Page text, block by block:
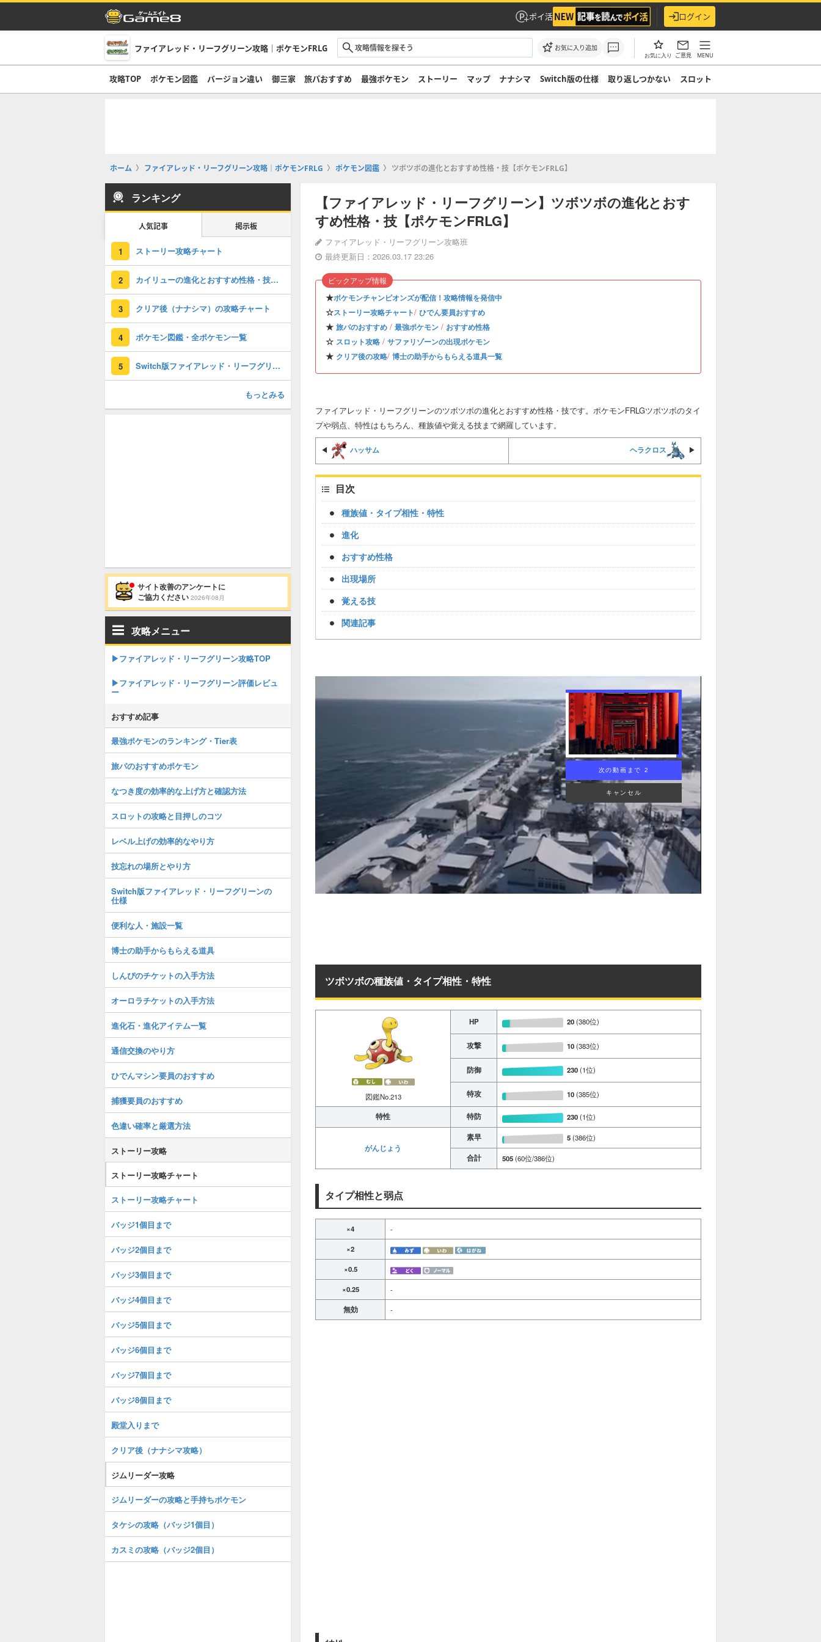
ポイ活 ログイン
ファイアレッド・リーフグリーン攻略｜ポケモンFRLG お気に入り追加
お気に入り ご意見 MENU
攻略TOP ポケモン図鑑 バージョン違い 御三家 旅パおすすめ 最強ポケモン ストーリー マップ ナナシマ Switch版の仕様 取り返しつかない スロット
ホーム ファイアレッド・リーフグリーン攻略｜ポケモンFRLG ポケモン図鑑 ツボツボの進化とおすすめ性格・技【ポケモンFRLG】
【ファイアレッド・リーフグリーン】ツボツボの進化とおす
すめ性格・技【ポケモンFRLG】
ファイアレッド・リーフグリーン攻略班
最終更新日：2026.03.17 23:26
★ポケモンチャンピオンズが配信！攻略情報を発信中
☆ストーリー攻略チャート/ ひでん要員おすすめ
★ 旅パのおすすめ / 最強ポケモン / おすすめ性格
☆ スロット攻略 / サファリゾーンの出現ポケモン
★ クリア後の攻略/ 博士の助手からもらえる道具一覧
ピックアップ情報
ファイアレッド・リーフグリーンのツボツボの進化とおすすめ性格・技です。ポケモンFRLGツボツボのタイ
プや弱点、特性はもちろん、種族値や覚える技まで網羅しています。
◀ ハッサム ヘラクロス ▶︎
目次
種族値・タイプ相性・特性
進化
おすすめ性格
出現場所
覚える技
関連記事
次の動画まで 1
キャンセル
ツボツボの種族値・タイプ相性・特性
図鑑No.213
HP 20(380位)
攻撃 10(383位)
防御 230(1位)
特攻 10(385位)
特性 特防 230(1位)
がんじょう
素早 5(386位)
合計 505(60位/386位)
タイプ相性と弱点
×4 -
×2
×0.5
×0.25
-
無効 -
ランキング
人気記事 掲示板
1 ストーリー攻略チャート
2 カイリューの進化とおすすめ性格・技構成
3 クリア後（ナナシマ）の攻略チャート
4 ポケモン図鑑・全ポケモン一覧
5 Switch版ファイアレッド・リーフグリーンの仕様と最新世代との違い
もっとみる
サイト改善のアンケートに
ご協力ください 2026年08月
攻略メニュー
▶︎ファイアレッド・リーフグリーン攻略TOP
▶︎ファイアレッド・リーフグリーン評価レビュ
ー
おすすめ記事
最強ポケモンのランキング・Tier表
旅パのおすすめポケモン
なつき度の効率的な上げ方と確認方法
スロットの攻略と目押しのコツ
レベル上げの効率的なやり方
技忘れの場所とやり方
Switch版ファイアレッド・リーフグリーンの
仕様
便利な人・施設一覧
博士の助手からもらえる道具
しんぴのチケットの入手方法
オーロラチケットの入手方法
進化石・進化アイテム一覧
通信交換のやり方
ひでんマシン要員のおすすめ
捕獲要員のおすすめ
色違い確率と厳選方法
ストーリー攻略
ストーリー攻略チャート
ストーリー攻略チャート
バッジ1個目まで
バッジ2個目まで
バッジ3個目まで
バッジ4個目まで
バッジ5個目まで
バッジ6個目まで
バッジ7個目まで
バッジ8個目まで
殿堂入りまで
クリア後（ナナシマ攻略）
ジムリーダー攻略
ジムリーダーの攻略と手持ちポケモン
タケシの攻略（バッジ1個目）
カスミの攻略（バッジ2個目）